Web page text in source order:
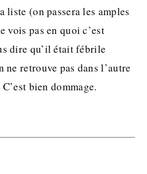
liste (on passera les amples
vois pas en quoi c’est
dire qu’il était fébrile
ne retrouve pas dans l’autre
bien dommage.